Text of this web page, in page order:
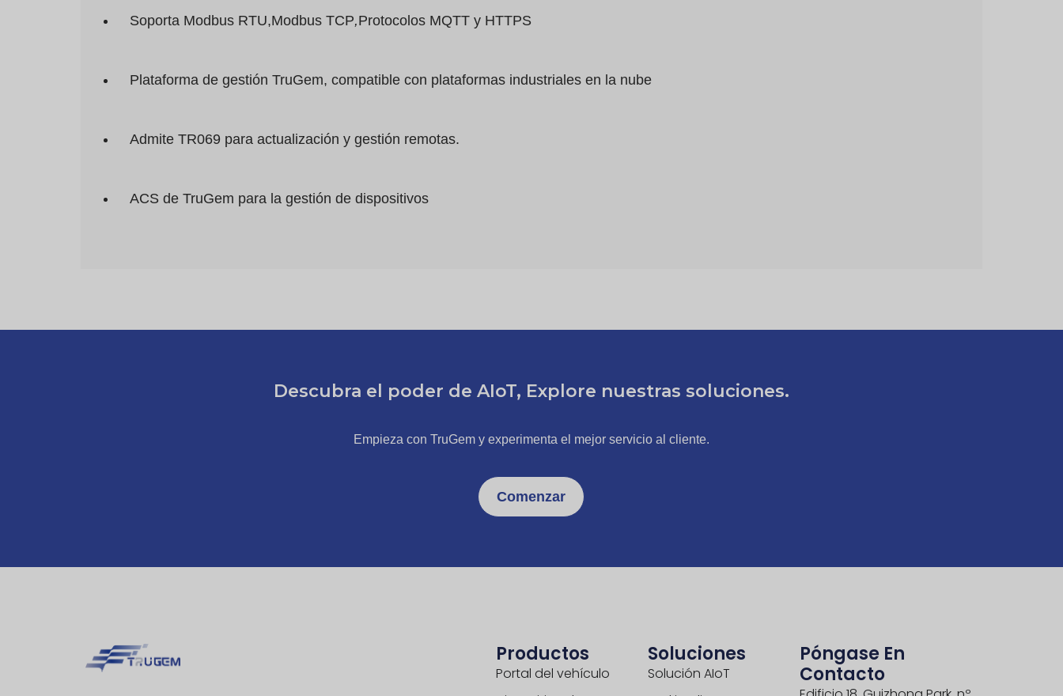
Soporta Modbus RTU,Modbus TCP,Protocolos MQTT y HTTPS
Plataforma de gestión TruGem, compatible con plataformas industriales en la nube
Admite TR069 para actualización y gestión remotas.
ACS de TruGem para la gestión de dispositivos
Descubra el poder de AIoT, Explore nuestras soluciones.
Empieza con TruGem y experimenta el mejor servicio al cliente.
Comenzar
Productos
Portal del vehículo
Soluciones
Solución AIoT
Póngase En
Contacto